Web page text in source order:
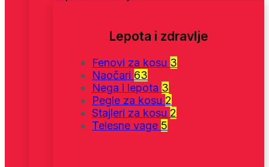
Lepota i zdravlje
Fenovi za kosu 3
Naočari 63
Nega i lepota 3
Pegle za kosu 2
Stajleri za kosu 2
Telesne vage 5